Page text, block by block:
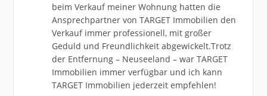
beim Verkauf meiner Wohnung hatten die
Ansprechpartner von TARGET Immobilien den
Verkauf immer professionell, mit großer
Geduld und Freundlichkeit abgewickelt.Trotz
der Entfernung – Neuseeland – war TARGET
Immobilien immer verfügbar und ich kann
TARGET Immobilien jederzeit empfehlen!